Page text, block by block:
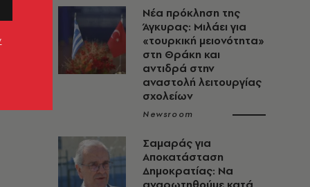
Νέα πρόκληση της
Άγκυρας: Μιλάει για
«τουρκική μειονότητα»
στη Θράκη και
αντιδρά στην
αναστολή λειτουργίας
σχολείων
Newsroom
Σαμαράς για
Αποκατάσταση
Δημοκρατίας: Να